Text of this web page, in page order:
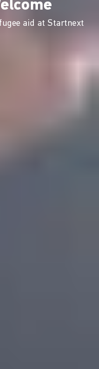
aid at Startnext